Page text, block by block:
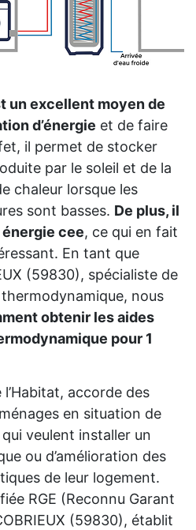
un excellent moyen de
d’énergie et de faire
il permet de stocker
par le soleil et de la
chaleur lorsque les
sont basses. De plus, il
cee, ce qui en fait
En tant que
(59830), spécialiste de
nous
obtenir les aides
pour 1
l’Habitat, accorde des
en situation de
veulent installer un
ou d’amélioration des
de leur logement.
RGE (Reconnu Garant
(59830), établit